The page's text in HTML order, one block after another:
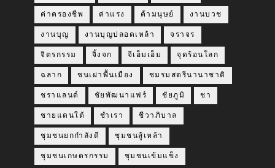
ค่าครองชีพ ค่าแรง ค้ามนุษย์ งานบวช
งานบุญ งานบุญปลอดเหล้า จราจร
จิตรกรรม จิ้งจก จีเอ็มเอ็ม จุดร้อนโลก
ฉลาก ชนเผ่าพื้นเมือง ชมรมสตรีนานาชาติ
ชราแลนด์ ชัยพัฒนาแฟร์ ชัยภูมิ ชา
ชายแดนใต้ ชำเรา ชีวาภิบาล
ชุมชนยกกำลังดี ชุมชนสู้เหล้า
ชุมชนเกษตรกรรม ชุมชนเข้มแข็ง